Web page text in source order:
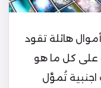
هائلة تقود
على كل ما هو
تُموَّل